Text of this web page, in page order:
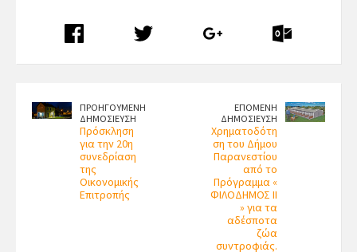
ΠΡΟΗΓΟΥΜΕΝΗ
ΔΗΜΟΣΙΕΥΣΗ
Πρόσκληση
για την 20η
συνεδρίαση
της
Οικονομικής
Επιτροπής
ΕΠΟΜΕΝΗ
ΔΗΜΟΣΙΕΥΣΗ
Χρηματοδότη
ση του Δήμου
Παρανεστίου
από το
Πρόγραμμα «
ΦΙΛΟΔΗΜΟΣ ΙΙ
» για τα
αδέσποτα
ζώα
συντροφιάς.